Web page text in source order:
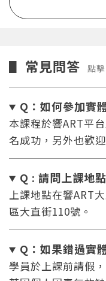
▋ 常見問答 點
Q：如何參加實
本課程於響ART平
名成功，另外也歡
Q : 請問上課地
上課地點在響ART
區大直街110號。
Q：如果錯過實
學員於上課前請假